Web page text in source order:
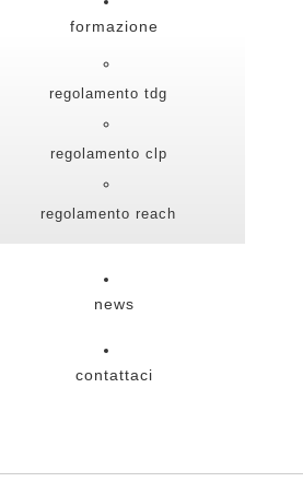
formazione
regolamento tdg
regolamento clp
regolamento reach
news
contattaci